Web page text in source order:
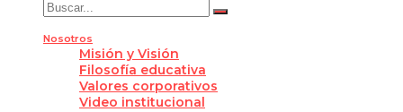
Nosotros
Misión y Visión
Filosofía educativa
Valores corporativos
Video institucional